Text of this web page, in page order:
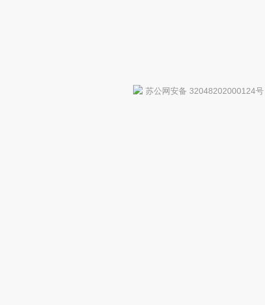
苏公网安备 32048202000124号